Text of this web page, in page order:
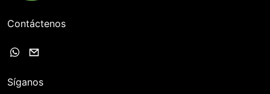
Contáctenos
Síganos